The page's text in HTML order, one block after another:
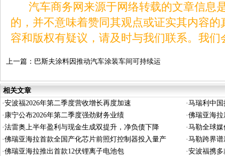
汽车商务网来源于网络转载的文章信息
的，并不意味着赞同其观点或证实其内容
容和版权有疑议，请及时与我们联系。我
上一篇： 巴斯夫涂料因推动汽车涂装车间可持续运
相关文章
·安波福2026年第二季度营收增长再度加速 ·马瑞利中
· 康宁公布2026年第二季度强劲财务业绩 ·佛瑞亚海
·法雷奥上半年盈利与现金生成双提升，净负债下降 ·马勒全球
·佛瑞亚海拉首款全国产化芯片前照灯控制器投入量产 ·马勒跨界
·佛瑞亚海拉推出首款12伏锂离子电池包 ·安波福携